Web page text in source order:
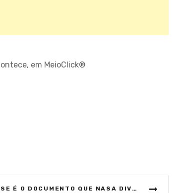
em MeioClick®
ESSE É O DOCUMENTO QUE NASA DIVULGOU PARA FALAR SOBRE VIDA NÃO HUMANA!